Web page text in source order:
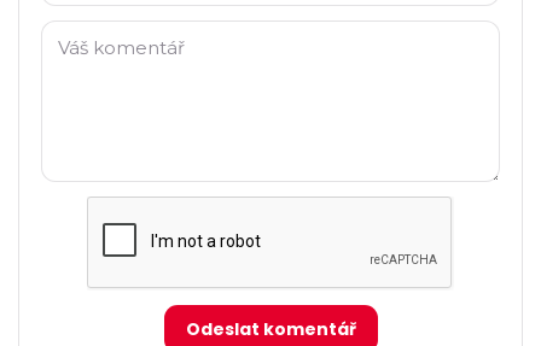
Komentář: *
Odeslat komentář